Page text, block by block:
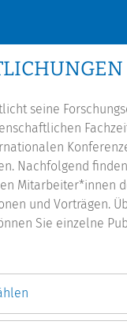
seine
Nachfolgend
Mitarbeiter*innen
und Vorträgen.
Sie einzelne